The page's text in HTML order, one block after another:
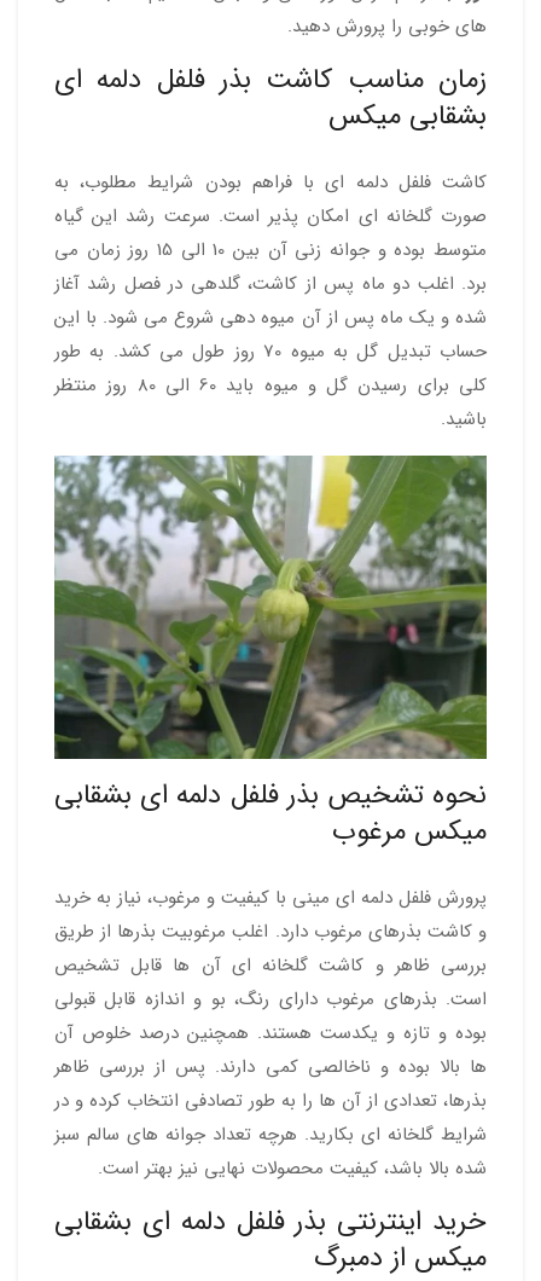
های خوبی را پرورش دهید.
زمان مناسب کاشت بذر فلفل دلمه ای
بشقابی میکس
کاشت فلفل دلمه ای با فراهم بودن شرایط مطلوب، به
صورت گلخانه ای امکان پذیر است. سرعت رشد این گیاه
متوسط بوده و جوانه زنی آن بین 10 الی 15 روز زمان می
برد. اغلب دو ماه پس از کاشت، گلدهی در فصل رشد آغاز
شده و یک ماه پس از آن میوه دهی شروع می شود. با این
حساب تبدیل گل به میوه 70 روز طول می کشد. به طور
کلی برای رسیدن گل و میوه باید 60 الی 80 روز منتظر
باشید.
نحوه تشخیص بذر فلفل دلمه ای بشقابی
میکس مرغوب
پرورش فلفل دلمه ای مینی با کیفیت و مرغوب، نیاز به خرید
و کاشت بذرهای مرغوب دارد. اغلب مرغوبیت بذرها از طریق
بررسی ظاهر و کاشت گلخانه ای آن ها قابل تشخیص
است. بذرهای مرغوب دارای رنگ، بو و اندازه قابل قبولی
بوده و تازه و یکدست هستند. همچنین درصد خلوص آن
ها بالا بوده و ناخالصی کمی دارند. پس از بررسی ظاهر
بذرها، تعدادی از آن ها را به طور تصادفی انتخاب کرده و در
شرایط گلخانه ای بکارید. هرچه تعداد جوانه های سالم سبز
شده بالا باشد، کیفیت محصولات نهایی نیز بهتر است.
خرید اینترنتی بذر فلفل دلمه ای بشقابی
میکس از دمبرگ